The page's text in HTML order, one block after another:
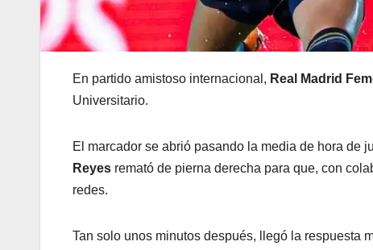
En partido amistoso internacional, Real Madrid
Universitario.
El marcador se abrió pasando la media de hora de
Reyes remató de pierna derecha para que, con
redes.
Tan solo unos minutos después, llegó la respuesta